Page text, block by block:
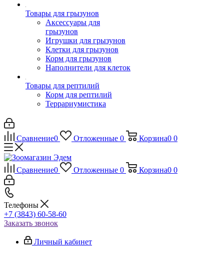
Товары для грызунов
Аксессуары для
грызунов
Игрушки для грызунов
Клетки для грызунов
Корм для грызунов
Наполнители для клеток
Товары для рептилий
Корм для рептилий
Террариумистика
Сравнение0 Отложенные 0 Корзина0 0
Сравнение0 Отложенные 0 Корзина0 0
Телефоны
+7 (3843) 60-58-60
Заказать звонок
Личный кабинет